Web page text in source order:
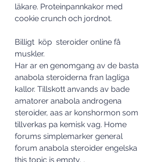
läkare. Proteinpannkakor med
cookie crunch och jordnot.
Billigt  köp  steroider online få
muskler.
Har ar en genomgang av de basta
anabola steroiderna fran lagliga
kallor. Tillskott anvands av bade
amatorer anabola androgena
steroider, aas ar konshormon som
tillverkas pa kemisk vag. Home
forums simplemarker general
forum anabola steroider engelska
this topic is empty, .